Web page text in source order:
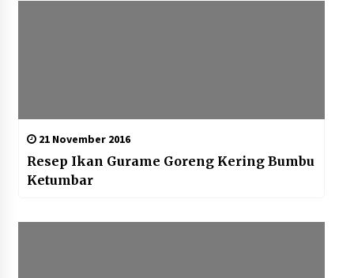
21 November 2016
Resep Ikan Gurame Goreng Kering Bumbu
Ketumbar